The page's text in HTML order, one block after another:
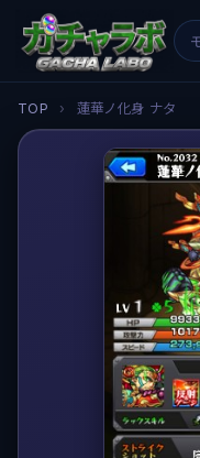
TOP › 蓮華ノ化身 ナタ